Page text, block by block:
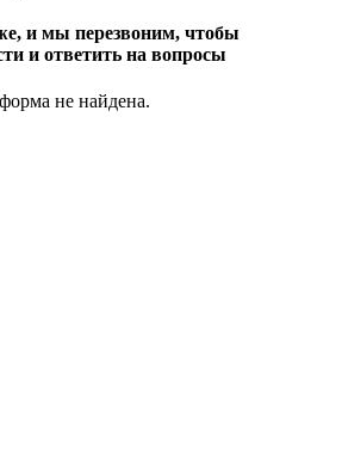
и мы перезвоним, чтобы
и ответить на вопросы
не найдена.